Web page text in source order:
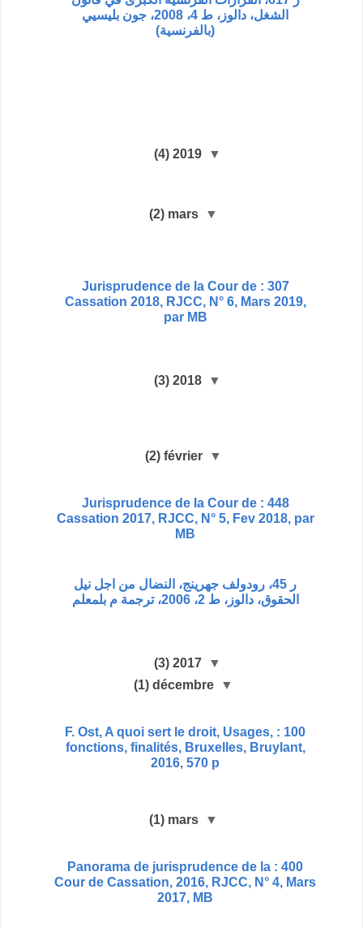
الشغل، دالوز، ط 4، 2008، جون بليسيي
(بالفرنسية)
▼
2019
(4)
▼
mars
(2)
307 : Jurisprudence de la Cour de
Cassation 2018, RJCC, N° 6, Mars 2019,
par MB
▼
2018
(3)
▼
février
(2)
448 : Jurisprudence de la Cour de
Cassation 2017, RJCC, N° 5, Fev 2018, par
MB
ر 45، رودولف جهرينج، النضال من اجل نيل
الحقوق، دالوز، ط 2، 2006، ترجمة م بلمعلم
▼
2017
(3)
▼
décembre
(1)
100 : F. Ost, A quoi sert le droit, Usages,
fonctions, finalités, Bruxelles, Bruylant,
2016, 570 p
▼
mars
(1)
400 : Panorama de jurisprudence de la
Cour de Cassation, 2016, RJCC, N° 4, Mars
2017, MB